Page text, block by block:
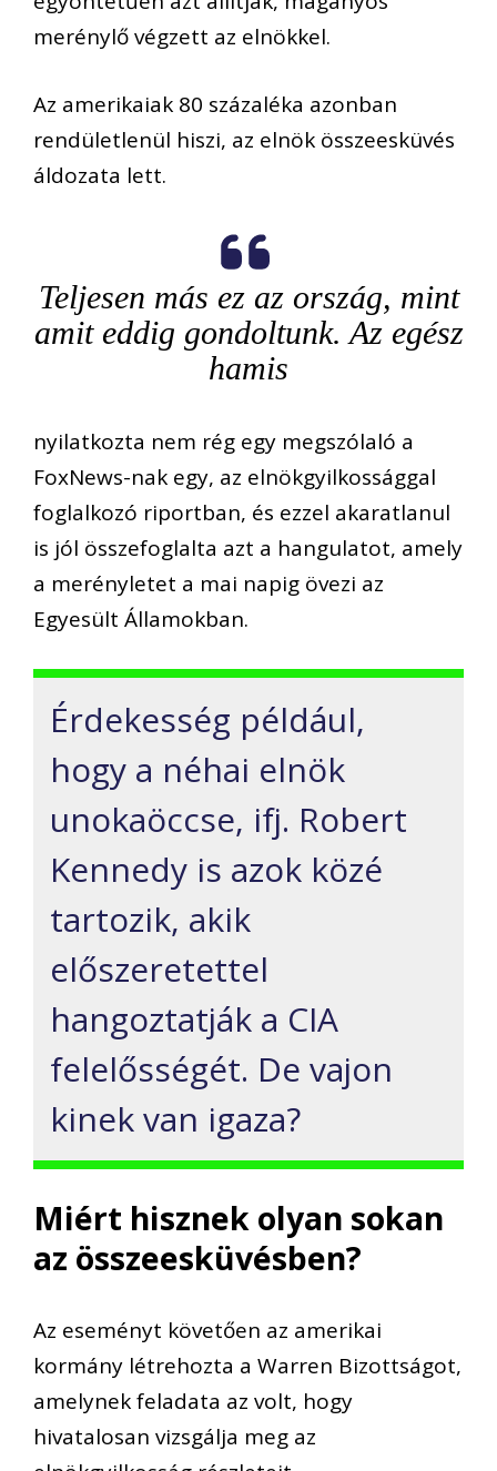
merénylő végzett az elnökkel.
Az amerikaiak 80 százaléka azonban
rendületlenül hiszi, az elnök összeesküvés
áldozata lett.
Teljesen más ez az ország, mint
amit eddig gondoltunk. Az egész
hamis
nyilatkozta nem rég egy megszólaló a
FoxNews-nak egy, az elnökgyilkossággal
foglalkozó riportban, és ezzel akaratlanul
is jól összefoglalta azt a hangulatot, amely
a merényletet a mai napig övezi az
Egyesült Államokban.
Érdekesség például,
hogy a néhai elnök
unokaöccse, ifj. Robert
Kennedy is azok közé
tartozik, akik
előszeretettel
hangoztatják a CIA
felelősségét. De vajon
kinek van igaza?
Miért hisznek olyan sokan
az összeesküvésben?
Az eseményt követően az amerikai
kormány létrehozta a Warren Bizottságot,
amelynek feladata az volt, hogy
hivatalosan vizsgálja meg az